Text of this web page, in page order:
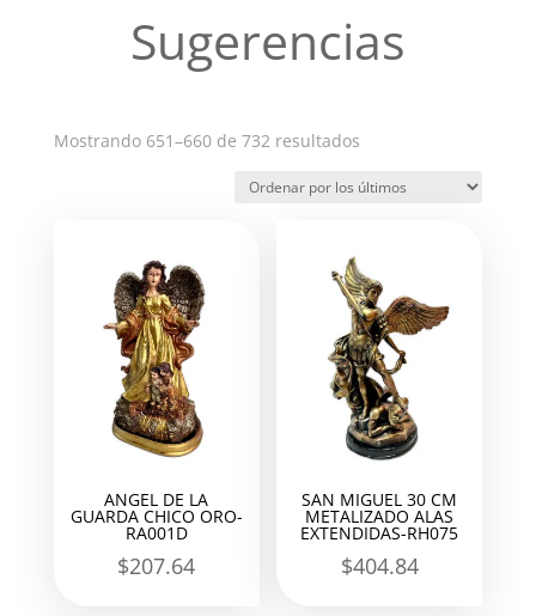
Sugerencias
Mostrando 651–660 de 732 resultadosOrdenado
los
ANGEL DE LA
GUARDA CHICO ORO-
RA001D
$207.64
SAN MIGUEL 30 CM
METALIZADO ALAS
EXTENDIDAS-RH075
$404.84